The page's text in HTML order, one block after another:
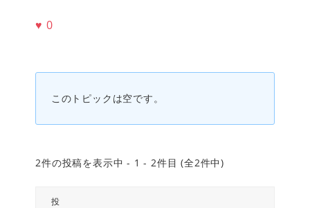
♥ 0
このトピックは空です。
2件の投稿を表示中 - 1 - 2件目 (全2件中)
投